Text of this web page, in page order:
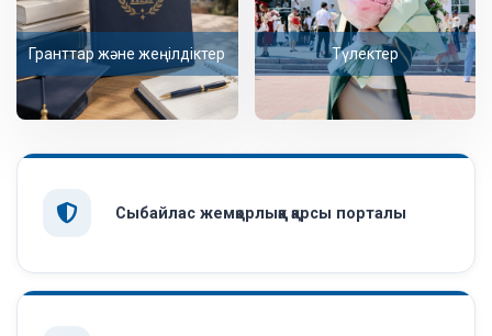
Гранттар және жеңілдіктер Түлектер
Сыбайлас жемқорлыққа қарсы порталы